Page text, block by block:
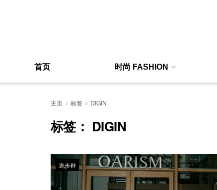
首页 时尚 FASHION
主页 标签 DIGIN
标签： DIGIN
跑步鞋